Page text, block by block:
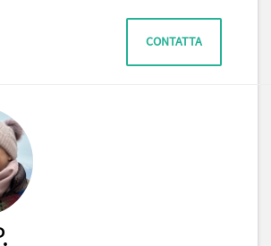
CONTATTA